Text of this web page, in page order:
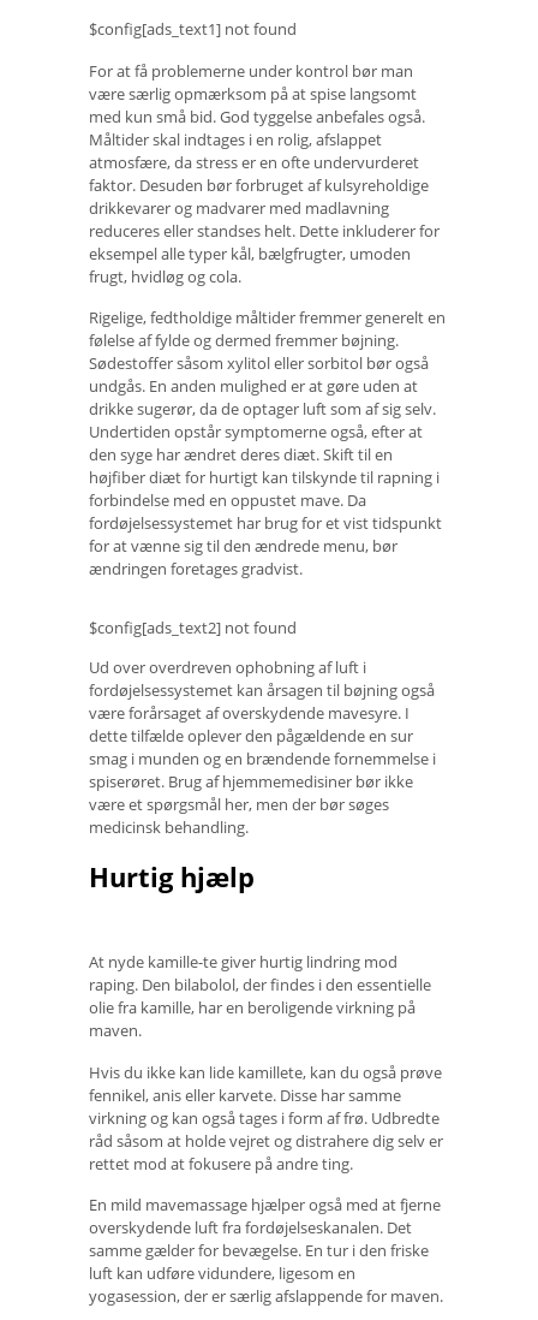
$config[ads_text1] not found
For at få problemerne under kontrol bør man
være særlig opmærksom på at spise langsomt
med kun små bid. God tyggelse anbefales også.
Måltider skal indtages i en rolig, afslappet
atmosfære, da stress er en ofte undervurderet
faktor. Desuden bør forbruget af kulsyreholdige
drikkevarer og madvarer med madlavning
reduceres eller standses helt. Dette inkluderer for
eksempel alle typer kål, bælgfrugter, umoden
frugt, hvidløg og cola.
Rigelige, fedtholdige måltider fremmer generelt en
følelse af fylde og dermed fremmer bøjning.
Sødestoffer såsom xylitol eller sorbitol bør også
undgås. En anden mulighed er at gøre uden at
drikke sugerør, da de optager luft som af sig selv.
Undertiden opstår symptomerne også, efter at
den syge har ændret deres diæt. Skift til en
højfiber diæt for hurtigt kan tilskynde til rapning i
forbindelse med en oppustet mave. Da
fordøjelsessystemet har brug for et vist tidspunkt
for at vænne sig til den ændrede menu, bør
ændringen foretages gradvist.
$config[ads_text2] not found
Ud over overdreven ophobning af luft i
fordøjelsessystemet kan årsagen til bøjning også
være forårsaget af overskydende mavesyre. I
dette tilfælde oplever den pågældende en sur
smag i munden og en brændende fornemmelse i
spiserøret. Brug af hjemmemedisiner bør ikke
være et spørgsmål her, men der bør søges
medicinsk behandling.
Hurtig hjælp
At nyde kamille-te giver hurtig lindring mod
raping. Den bilabolol, der findes i den essentielle
olie fra kamille, har en beroligende virkning på
maven.
Hvis du ikke kan lide kamillete, kan du også prøve
fennikel, anis eller karvete. Disse har samme
virkning og kan også tages i form af frø. Udbredte
råd såsom at holde vejret og distrahere dig selv er
rettet mod at fokusere på andre ting.
En mild mavemassage hjælper også med at fjerne
overskydende luft fra fordøjelseskanalen. Det
samme gælder for bevægelse. En tur i den friske
luft kan udføre vidundere, ligesom en
yogasession, der er særlig afslappende for maven.